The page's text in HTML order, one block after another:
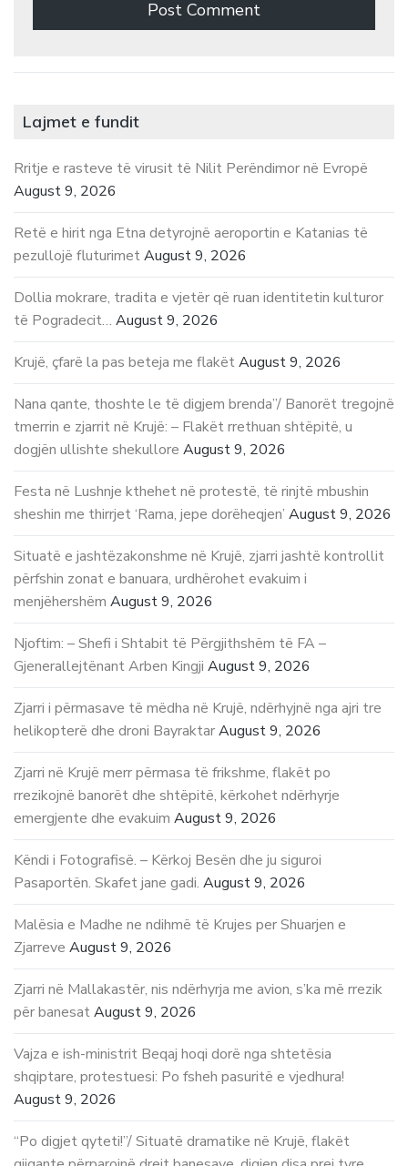
Lajmet e fundit
Rritje e rasteve të virusit të Nilit Perëndimor në Evropë
August 9, 2026
Retë e hirit nga Etna detyrojnë aeroportin e Katanias të
pezullojë fluturimetAugust 9, 2026
Dollia mokrare, tradita e vjetër që ruan identitetin kulturor
të Pogradecit… August 9, 2026
Krujë, çfarë la pas beteja me flakëtAugust 9, 2026
Nana qante, thoshte le të digjem brenda”/ Banorët tregojnë
tmerrin e zjarrit në Krujë: – Flakët rrethuan shtëpitë, u
dogjën ullishte shekullore August 9, 2026
Festa në Lushnje kthehet në protestë, të rinjtë mbushin
sheshin me thirrjet ‘Rama, jepe dorëheqjen’ August 9, 2026
Situatë e jashtëzakonshme në Krujë, zjarri jashtë kontrollit
përfshin zonat e banuara, urdhërohet evakuim i
menjëhershëm August 9, 2026
Njoftim: – Shefi i Shtabit të Përgjithshëm të FA –
Gjenerallejtënant Arben Kingji August 9, 2026
Zjarri i përmasave të mëdha në Krujë, ndërhyjnë nga ajri tre
helikopterë dhe droni BayraktarAugust 9, 2026
Zjarri në Krujë merr përmasa të frikshme, flakët po
rrezikojnë banorët dhe shtëpitë, kërkohet ndërhyrje
emergjente dhe evakuim August 9, 2026
Këndi i Fotografisë. – Kërkoj Besën dhe ju siguroi
Pasaportën. Skafet jane gadi. August 9, 2026
Malësia e Madhe ne ndihmë të Krujes per Shuarjen e
Zjarreve August 9, 2026
Zjarri në Mallakastër, nis ndërhyrja me avion, s’ka më rrezik
për banesatAugust 9, 2026
Vajza e ish-ministrit Beqaj hoqi dorë nga shtetësia
shqiptare, protestuesi: Po fsheh pasuritë e vjedhura!
August 9, 2026
“Po digjet qyteti!”/ Situatë dramatike në Krujë, flakët